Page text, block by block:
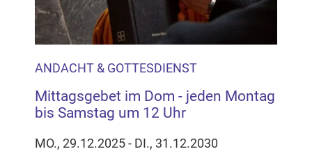
Näheres s.zur Datenschutzerklärung
Hier können Sie Ihre Cookie-
Einstellungen anpassen
ANDACHT & GOTTESDIENST
Mittagsgebet im Dom - jeden Montag
bis Samstag um 12 Uhr
MO., 29.12.2025 - DI., 31.12.2030